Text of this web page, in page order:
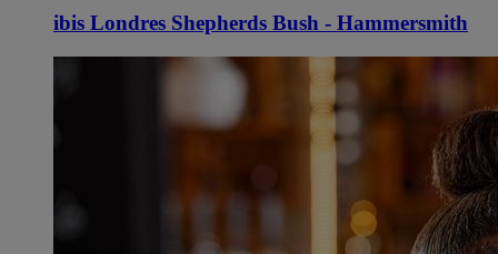
ibis Londres Shepherds Bush - Hammersmith